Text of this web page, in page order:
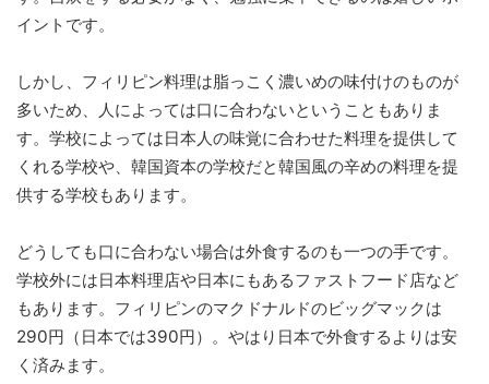
イントです。
しかし、フィリピン料理は脂っこく濃いめの味付けのものが
多いため、人によっては口に合わないということもありま
す。学校によっては日本人の味覚に合わせた料理を提供して
くれる学校や、韓国資本の学校だと韓国風の辛めの料理を提
供する学校もあります。
どうしても口に合わない場合は外食するのも一つの手です。
学校外には日本料理店や日本にもあるファストフード店など
もあります。フィリピンのマクドナルドのビッグマックは
290円（日本では390円）。やはり日本で外食するよりは安
く済みます。